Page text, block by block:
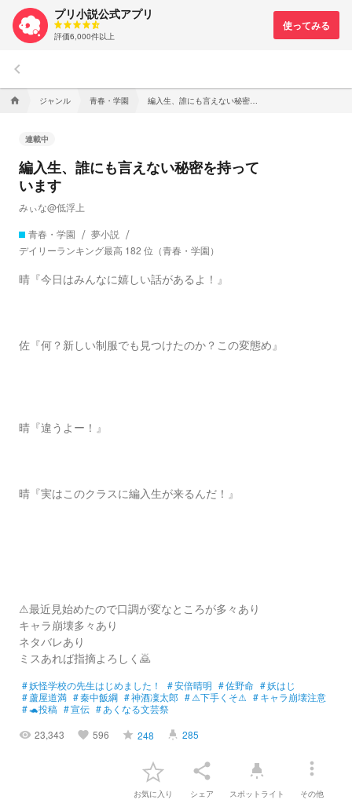
プリ小説公式アプリ
評価6,000件以上
keyboard_arrow_left
home ジャンル 青春・学園
連載中
編入生、誰にも言えない秘密を持って
います
みぃな@低浮上
青春・学園
夢小説
デイリーランキング最高 182 位（青春・学園）
晴『今日はみんなに嬉しい話があるよ！』
佐『何？新しい制服でも見つけたのか？この変態め』
晴『違うよー！』
晴『実はこのクラスに編入生が来るんだ！』
⚠最近見始めたので口調が変なところが多々あり
キャラ崩壊多々あり
ネタバレあり
ミスあれば指摘よろしく🙇
#妖怪学校の先生はじめました！ #安倍晴明 #佐野命 #妖はじ
#蘆屋道満 #秦中飯綱 #神酒凜太郎 #⚠下手くそ⚠ #キャラ崩壊注意
#🐢投稿 #宣伝 #あくなる文芸祭
visibility 23,343 favorite 596 grade 248 highlight 285
お気に入り
share
シェア
highlight
スポットライト
more_vert
その他